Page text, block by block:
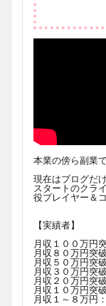
本業の傍ら副業
現在はブログだ
スタートのクラ
役プレイヤー＆
【実績者】
月収１００万円
月収８０万円突
月収５０万円突
月収３０万円突
月収２０万円突
月収１０万円突
月収１～８万円